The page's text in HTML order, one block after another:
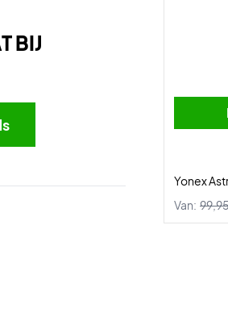
BIJ
Yonex
Van: